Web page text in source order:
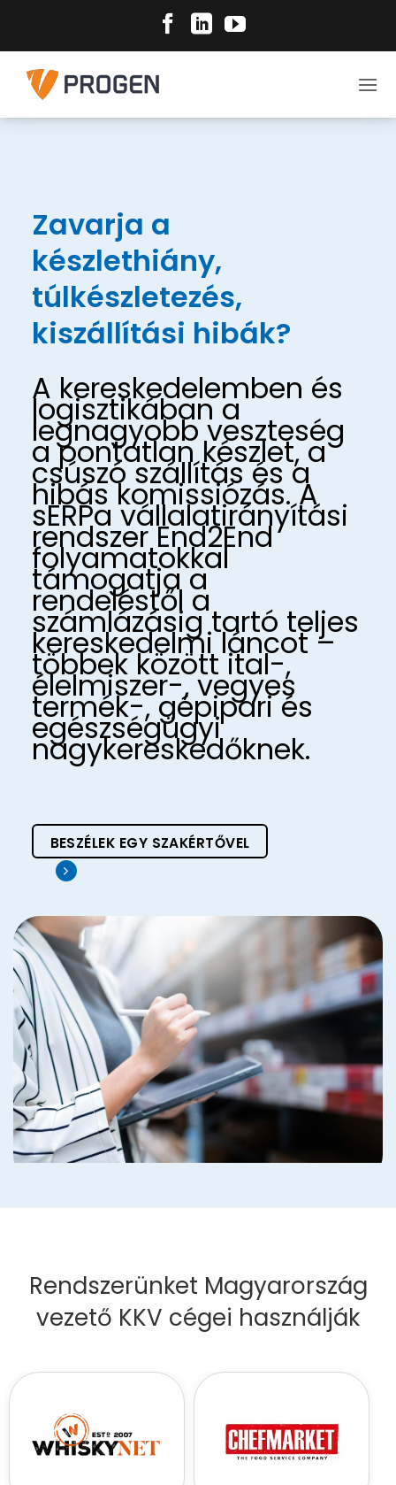
content
Zavarja a
készlethiány,
túlkészletezés,
kiszállítási hibák?
A kereskedelemben és
logisztikában a
legnagyobb veszteség
a pontatlan készlet, a
csúszó szállítás és a
hibás komissiózás. A
sERPa vállalatirányítási
rendszer End2End
folyamatokkal
támogatja a
rendeléstől a
számlázásig tartó teljes
kereskedelmi láncot –
többek között ital-,
élelmiszer-, vegyes
termék-, gépipari és
egészségügyi
nagykereskedőknek.
BESZÉLEK EGY SZAKÉRTŐVEL
Rendszerünket Magyarország
vezető KKV cégei használják